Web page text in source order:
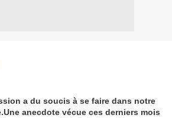
a du soucis à se faire dans notre
anecdote vécue ces derniers mois